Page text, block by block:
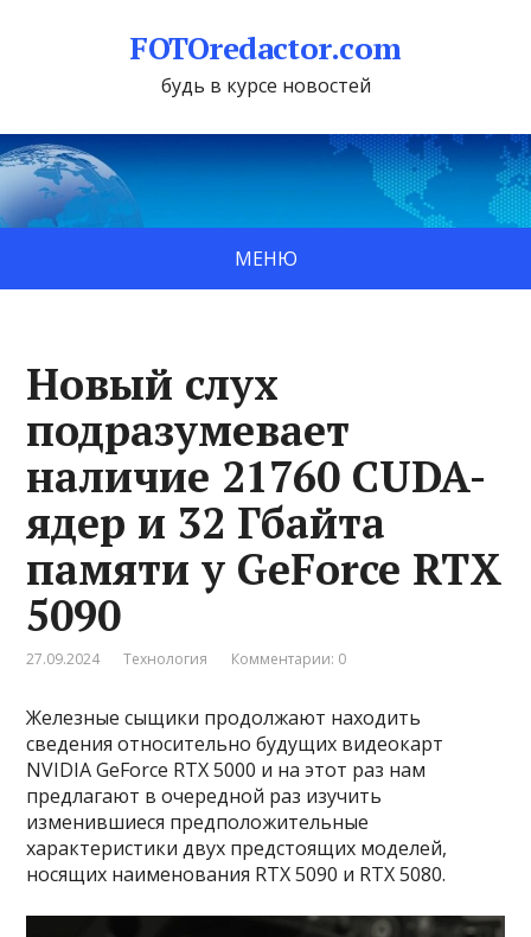
FOTOredactor.com
будь в курсе новостей
МЕНЮ
Новый слух
подразумевает
наличие 21760 CUDA-
ядер и 32 Гбайта
памяти у GeForce RTX
5090
27.09.2024 Технология Комментарии: 0
Железные сыщики продолжают находить
сведения относительно будущих видеокарт
NVIDIA GeForce RTX 5000 и на этот раз нам
предлагают в очередной раз изучить
изменившиеся предположительные
характеристики двух предстоящих моделей,
носящих наименования RTX 5090 и RTX 5080.